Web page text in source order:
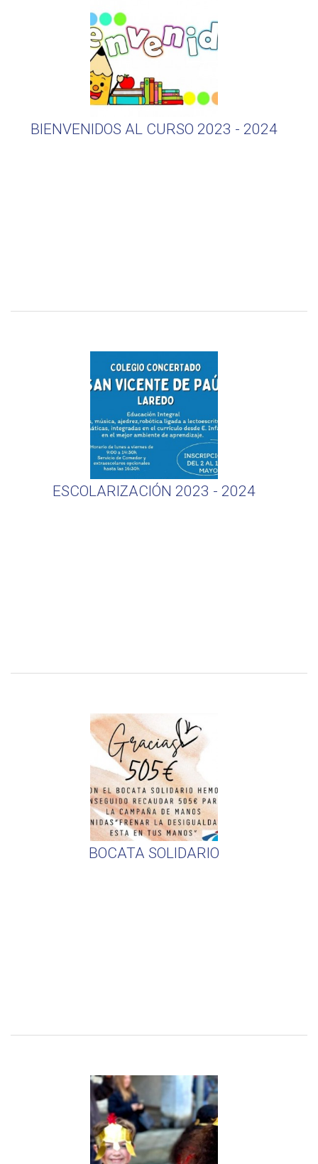
BIENVENIDOS AL CURSO 2023 - 2024
ESCOLARIZACIÓN 2023 - 2024
BOCATA SOLIDARIO